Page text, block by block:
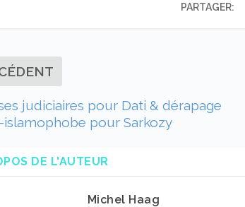
PARTAGER:
judiciaires pour Dati & dérapage
pour Sarkozy
DE L'AUTEUR
Michel Haag